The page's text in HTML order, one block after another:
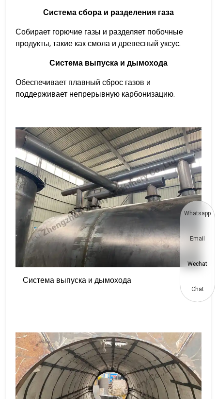
Система сбора и разделения газа
Собирает горючие газы и разделяет побочные
продукты, такие как смола и древесный уксус.
Система выпуска и дымохода
Обеспечивает плавный сброс газов и
поддерживает непрерывную карбонизацию.
Система выпуска и дымохода
Whatsapp
Email
Wechat
Chat